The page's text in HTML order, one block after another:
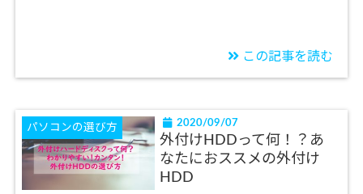
この記事を読む
パソコンの選び方 2020/09/07
外付けHDDって何！？あ
なたにおススメの外付け
HDD